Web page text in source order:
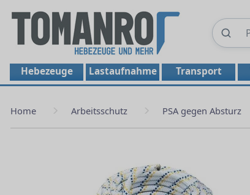
Hebezeuge Lastaufnahme Transport
Home Arbeitsschutz PSA gegen Absturz